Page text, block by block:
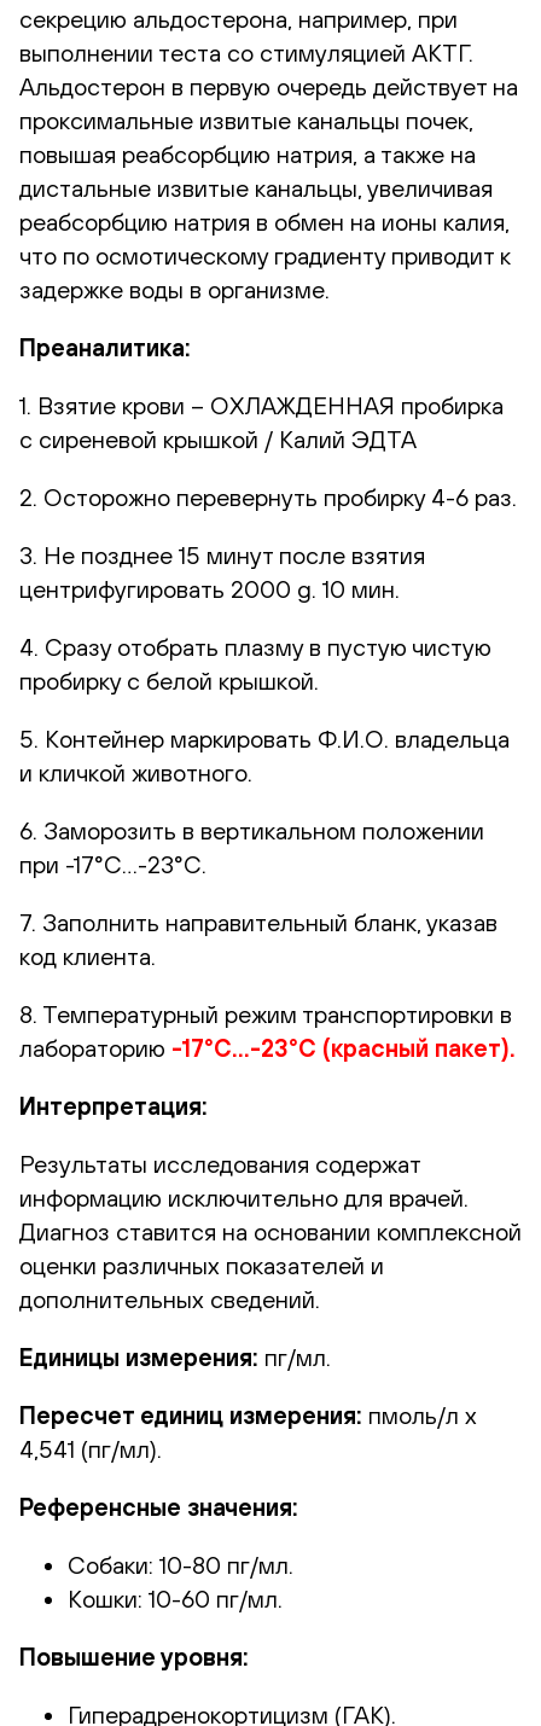
секрецию альдостерона, например, при
выполнении теста со стимуляцией АКТГ.
Альдостерон в первую очередь действует на
проксимальные извитые канальцы почек,
повышая реабсорбцию натрия, а также на
дистальные извитые канальцы, увеличивая
реабсорбцию натрия в обмен на ионы калия,
что по осмотическому градиенту приводит к
задержке воды в организме.
Преаналитика:
1. Взятие крови – ОХЛАЖДЕННАЯ пробирка
с сиреневой крышкой / Калий ЭДТА
2. Осторожно перевернуть пробирку 4-6 раз.
3. Не позднее 15 минут после взятия
центрифугировать 2000 g. 10 мин.
4. Сразу отобрать плазму в пустую чистую
пробирку с белой крышкой.
5. Контейнер маркировать Ф.И.О. владельца
и кличкой животного.
6. Заморозить в вертикальном положении
при -17°С…-23°С.
7. Заполнить направительный бланк, указав
код клиента.
8. Температурный режим транспортировки в
лабораторию -17°С...-23°С (красный пакет).
Интерпретация:
Результаты исследования содержат
информацию исключительно для врачей.
Диагноз ставится на основании комплексной
оценки различных показателей и
дополнительных сведений.
Единицы измерения: пг/мл.
Пересчет единиц измерения: пмоль/л х
4,541 (пг/мл).
Референсные значения:
Собаки: 10-80 пг/мл.
Кошки: 10-60 пг/мл.
Повышение уровня:
Гиперадренокортицизм (ГАК).